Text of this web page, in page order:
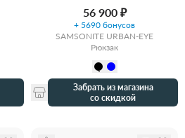
56 900 ₽
+ 5690 бонусов
SAMSONITE URBAN-EYE
Рюкзак
Забрать из магазина
со скидкой